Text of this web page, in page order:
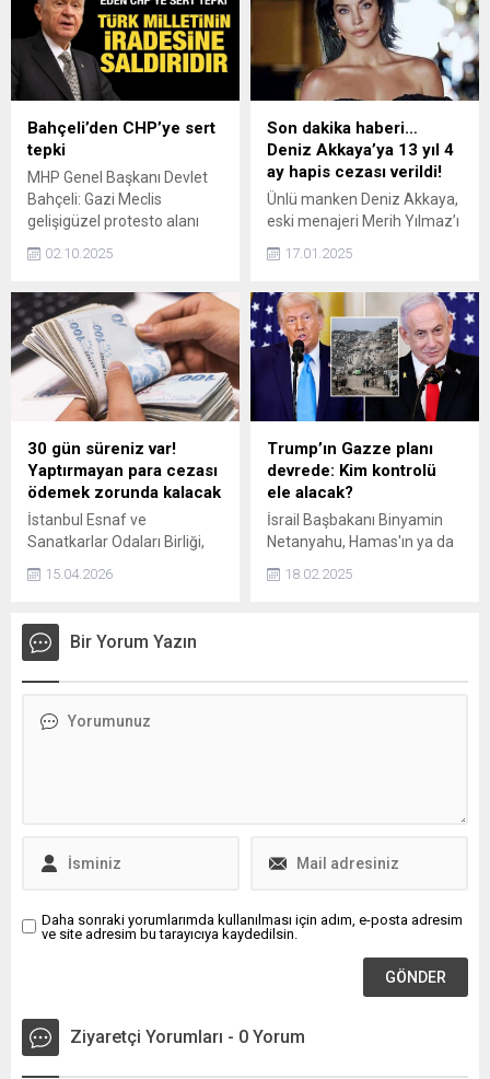
gastronomi dünyasında
dikkat çekiyor. Günümüz
şehir hayatında daha hafif,
sağlıklı ve pratik sofralara
duyulan ihtiyaç her geçen
gün artarken, bu ihtiyacı
doğru okuyan yeni nesil...
Bahçeli’den CHP’ye sert
tepki
MHP Genel Başkanı Devlet
Bahçeli: Gazi Meclis
gelişigüzel protesto alanı
veya gafilce ikmal edilen
siyasi pervasızlık sahası
02.10.2025
Son dakika haberi…
Deniz Akkaya’ya 13 yıl 4
ay hapis cezası verildi!
Ünlü manken Deniz Akkaya,
eski menajeri Merih Yılmaz’ı
darp ettirip aracına el
koyduğu gerekçesiyle 5
hapis cezasına çarptırıldı.
17.01.2025
30 gün süreniz var!
Yaptırmayan para cezası
ödemek zorunda kalacak
İstanbul Esnaf ve
Sanatkarlar Odaları Birliği,
sicil kaydı zorunluluğunu
düzenlemeye göre, 30 gün
içinde kayıt işlemlerini
cezası hem de iş yerlerinin
15.04.2026
Trump’ın Gazze planı
devrede: Kim kontrolü
ele alacak?
İsrail Başbakanı Binyamin
Netanyahu, Hamas'ın ya da
Şeridi'ni kontrol etmesine
18.02.2025
Bir Yorum Yazın
Daha sonraki yorumlarımda kullanılması için adım, e-posta adresim
ve site adresim bu tarayıcıya kaydedilsin.
Ziyaretçi Yorumları - 0 Yorum